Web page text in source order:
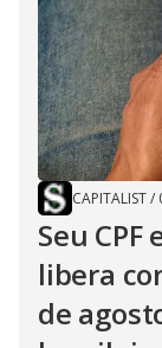
CAPITALIST/
Seu
libera
de